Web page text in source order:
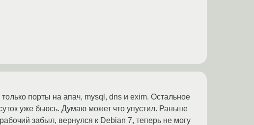
порты на апач, mysql, dns и exim. Остальное
уже бьюсь. Думаю может что упустил. Раньше
забыл, вернулся к Debian 7, теперь не могу